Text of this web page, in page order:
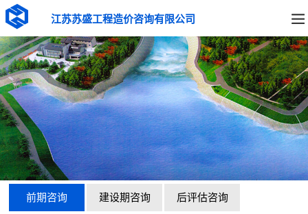
江苏苏盛工程造价咨询有限公司
前期咨询 建设期咨询 后评估咨询